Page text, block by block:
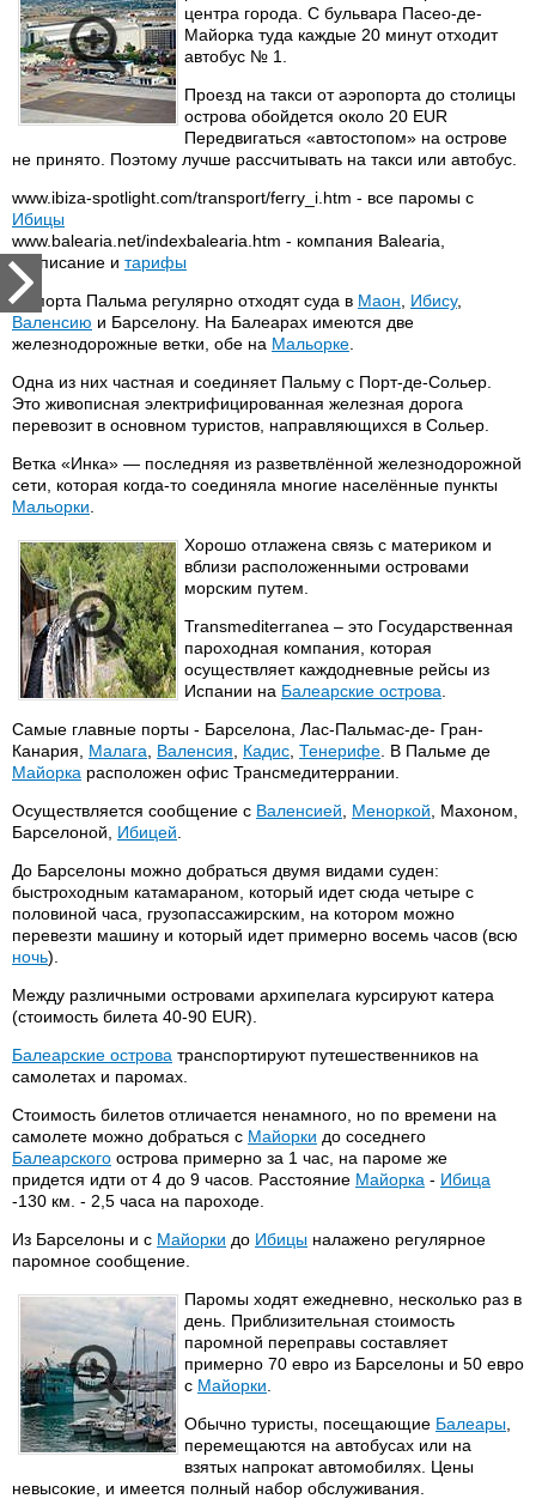
центра города. С бульвара Пасео-де-
Майорка туда каждые 20 минут отходит
автобус № 1.
Проезд на такси от аэропорта до столицы
острова обойдется около 20 EUR
Передвигаться «автостопом» на острове
не принято. Поэтому лучше рассчитывать на такси или автобус.
www.ibiza-spotlight.com/transport/ferry_i.htm - все паромы с
Ибицы
www.balearia.net/indexbalearia.htm - компания Balearia,
расписание и тарифы
Из порта Пальма регулярно отходят суда в Маон Ибису,
Валенсию и Барселону. На Балеарах имеются две
железнодорожные ветки, обе на Мальорке
Одна из них частная и соединяет Пальму с Порт-де-Сольер.
Это живописная электрифицированная железная дорога
перевозит в основном туристов, направляющихся в Сольер.
Ветка «Инка» — последняя из разветвлённой железнодорожной
сети, которая когда-то соединяла многие населённые пункты
Мальорки
Хорошо отлажена связь с материком и
вблизи расположенными островами
морским путем.
Transmediterranea – это Государственная
пароходная компания, которая
осуществляет каждодневные рейсы из
Испании на Балеарские острова
Самые главные порты - Барселона, Лас-Пальмас-де- Гран-
Канария, Малага Валенсия Кадис Тенерифе . В Пальме де
Майорка расположен офис Трансмедитеррании.
Осуществляется сообщение с Валенсией Меноркой , Махоном,
Барселоной, Ибицей
До Барселоны можно добраться двумя видами суден:
быстроходным катамараном, который идет сюда четыре с
половиной часа, грузопассажирским, на котором можно
перевезти машину и который идет примерно восемь часов (всю
ночь).
Между различными островами архипелага курсируют катера
(стоимость билета 40-90 EUR).
Балеарские острова транспортируют путешественников на
самолетах и паромах.
Стоимость билетов отличается ненамного, но по времени на
самолете можно добраться с Майорки до соседнего
Балеарского острова примерно за 1 час, на пароме же
придется идти от 4 до 9 часов. Расстояние Майорка - Ибица
-130 км. - 2,5 часа на пароходе.
Из Барселоны и с Майорки до Ибицы налажено регулярное
паромное сообщение.
Паромы ходят ежедневно, несколько раз в
день. Приблизительная стоимость
паромной переправы составляет
примерно 70 евро из Барселоны и 50 евро
с Майорки
Обычно туристы, посещающие Балеары
перемещаются на автобусах или на
взятых напрокат автомобилях. Цены
невысокие, и имеется полный набор обслуживания.